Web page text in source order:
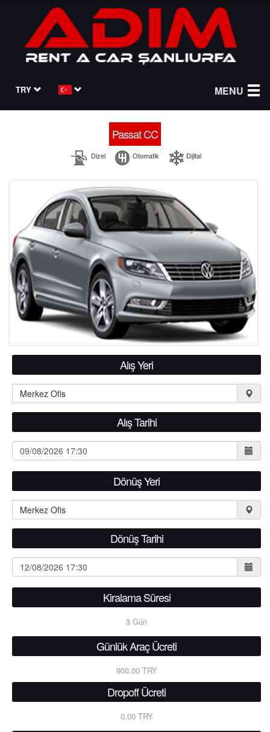
TRY MENU
Passat CC
Dizel Otomatik Dijital
Alış Yeri
Alış Tarihi
Dönüş Yeri
Dönüş Tarihi
Kiralama Süresi
3 Gün
Günlük Araç Ücreti
900.00 TRY
Dropoff Ücreti
0.00 TRY